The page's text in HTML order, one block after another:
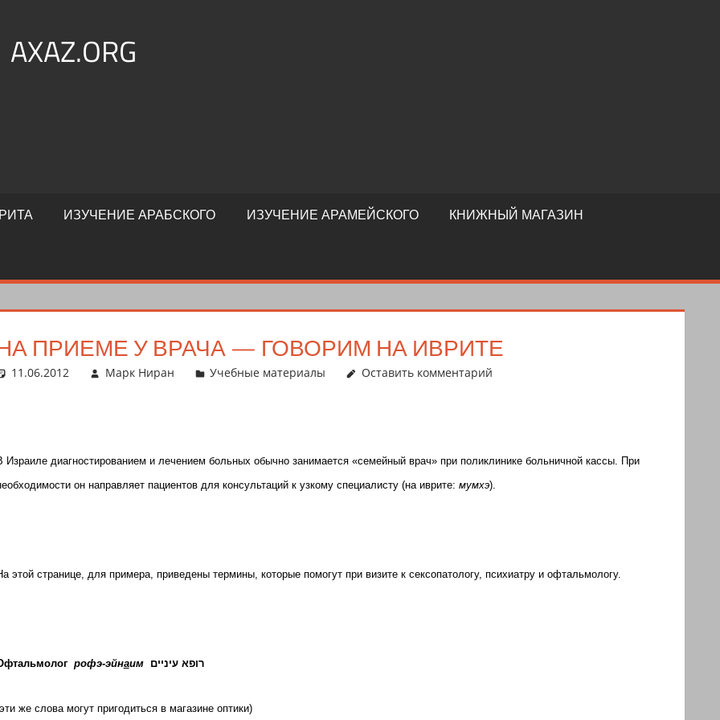
AXAZ.ORG
ИЗУЧЕНИЕ АРАБСКОГО ИЗУЧЕНИЕ АРАМЕЙСКОГО КНИЖНЫЙ МАГАЗИН
ПРИЕМЕ У ВРАЧА — ГОВОРИМ НА ИВРИТЕ
11.06.2012 Марк Ниран Учебные материалы Оставить комментарий
Израиле диагностированием и лечением больных обычно занимается «семейный врач» при поликлинике больничной кассы. При
он направляет пациентов для консультаций к узкому специалисту (на иврите: мумхэ).
этой странице, для примера, приведены термины, которые помогут при визите к сексопатологу, психиатру и офтальмологу.
рофэ-эйнаим רופא עיניים
же слова могут пригодиться в магазине оптики)